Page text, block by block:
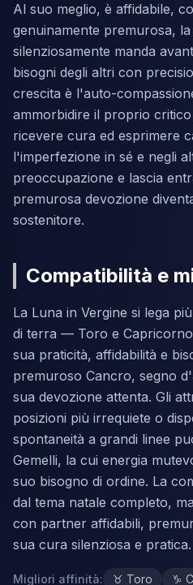
Al suo meglio, è affidabile,
genuinamente premurosa,
silenziosamente manda
bisogni degli altri con
crescita è l'auto-
ammorbidire il proprio
ricevere cura ed esprimere
l'imperfezione in sé e negli
preoccupazione e lascia
premurosa devozione
sostenitore.
Compatibilità e
La Luna in Vergine si lega
di terra — Toro e
sua praticità, affidabilità e
premuroso Cancro, segno
sua devozione attenta. Gli
posizioni più irrequiete o
spontaneità a grandi linee
Gemelli, la cui energia
suo bisogno di ordine. La
dal tema natale completo,
con partner affidabili,
sua cura silenziosa e pratica.
Migliori affinità: ♉ Toro ♑